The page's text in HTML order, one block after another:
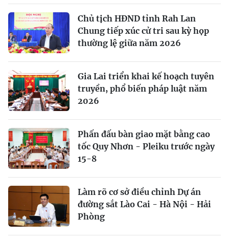
Chủ tịch HĐND tỉnh Rah Lan
Chung tiếp xúc cử tri sau kỳ họp
thường lệ giữa năm 2026
Gia Lai triển khai kế hoạch tuyên
truyền, phổ biến pháp luật năm
2026
Phấn đấu bàn giao mặt bằng cao
tốc Quy Nhơn - Pleiku trước ngày
15-8
Làm rõ cơ sở điều chỉnh Dự án
đường sắt Lào Cai - Hà Nội - Hải
Phòng